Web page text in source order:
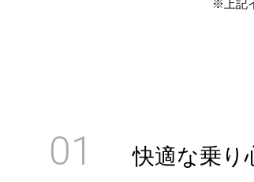
※上記
01 快適な乗り